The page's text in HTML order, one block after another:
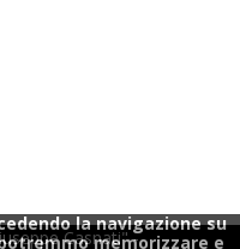
Casnati" -
la navigazione su
memorizzare e